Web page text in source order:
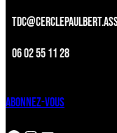
06 02 55 11 28
ABONNEZ-VOUS